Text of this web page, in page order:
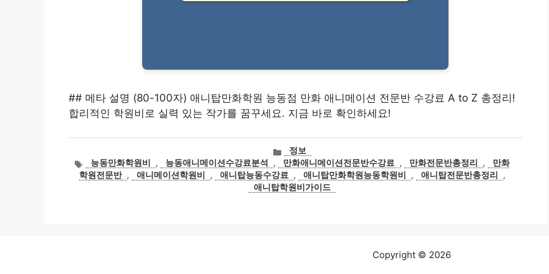
## 메타 설명 (80-100자) 애니탑만화학원 능동점 만화 애니메이션 전문반 수강료 A to Z 총정리!
합리적인 학원비로 실력 있는 작가를 꿈꾸세요. 지금 바로 확인하세요!
카
테
고
리
정보
태
그
능동만화학원비 , 능동애니메이션수강료분석 , 만화애니메이션전문반수강료 , 만화전문반총정리 ,
만화
학원전문반 , 애니메이션학원비 , 애니탑능동수강료 , 애니탑만화학원능동학원비 , 애니탑전문반총정리
,
애니탑학원비가이드
Copyright © 2026